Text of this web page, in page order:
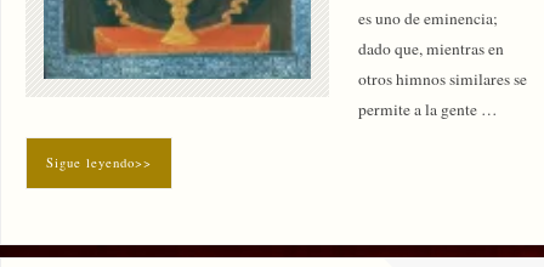
es uno de eminencia;
dado que, mientras en
otros himnos similares se
permite a la gente …
Sigue leyendo>>